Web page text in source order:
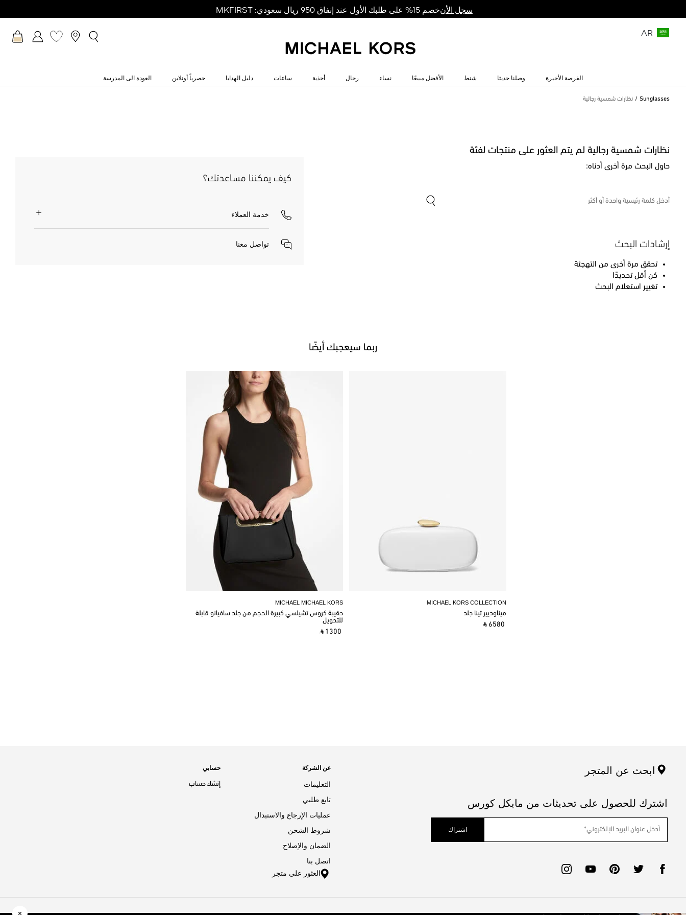
سجل الأنخصم 15% على طلبك الأول عند إنفاق 950 ريال سعودي: MKFIRST
AR
الفرصة الأخيرة وصلنا حديثا شنط الأفضل مبيعًا نساء رجال أحذية ساعات دليل الهدايا حصرياً أونلاين العودة الى المدرسة
Sunglasses نظارات شمسية رجالية
نظارات شمسية رجالية لم يتم العثور على منتجات لفئة
حاول البحث مرة أخرى أدناه:
إرشادات البحث
تحقق مرة أخرى من التهجئة
كن أقل تحديدًا
تغيير استعلام البحث
كيف يمكننا مساعدتك؟
خدمة العملاء
تواصل معنا
ربما سيعجبك أيضًا
MICHAEL MICHAEL KORS
حقيبة كروس تشيلسي كبيرة الحجم من جلد سافيانو قابلة
للتحويل
‎ ⃁ 1300 ‎
MICHAEL KORS COLLECTION
ميناوديير تينا جلد
‎ ⃁ 6580 ‎
ابحث عن المتجر
اشترك للحصول على تحديثات من مايكل كورس
اشتراك
عن الشركة
التعليمات
تابع طلبي
عمليات الإرجاع والاستبدال
شروط الشحن
الضمان والإصلاح
اتصل بنا
العثور على متجر
حسابي
إنشاء حساب